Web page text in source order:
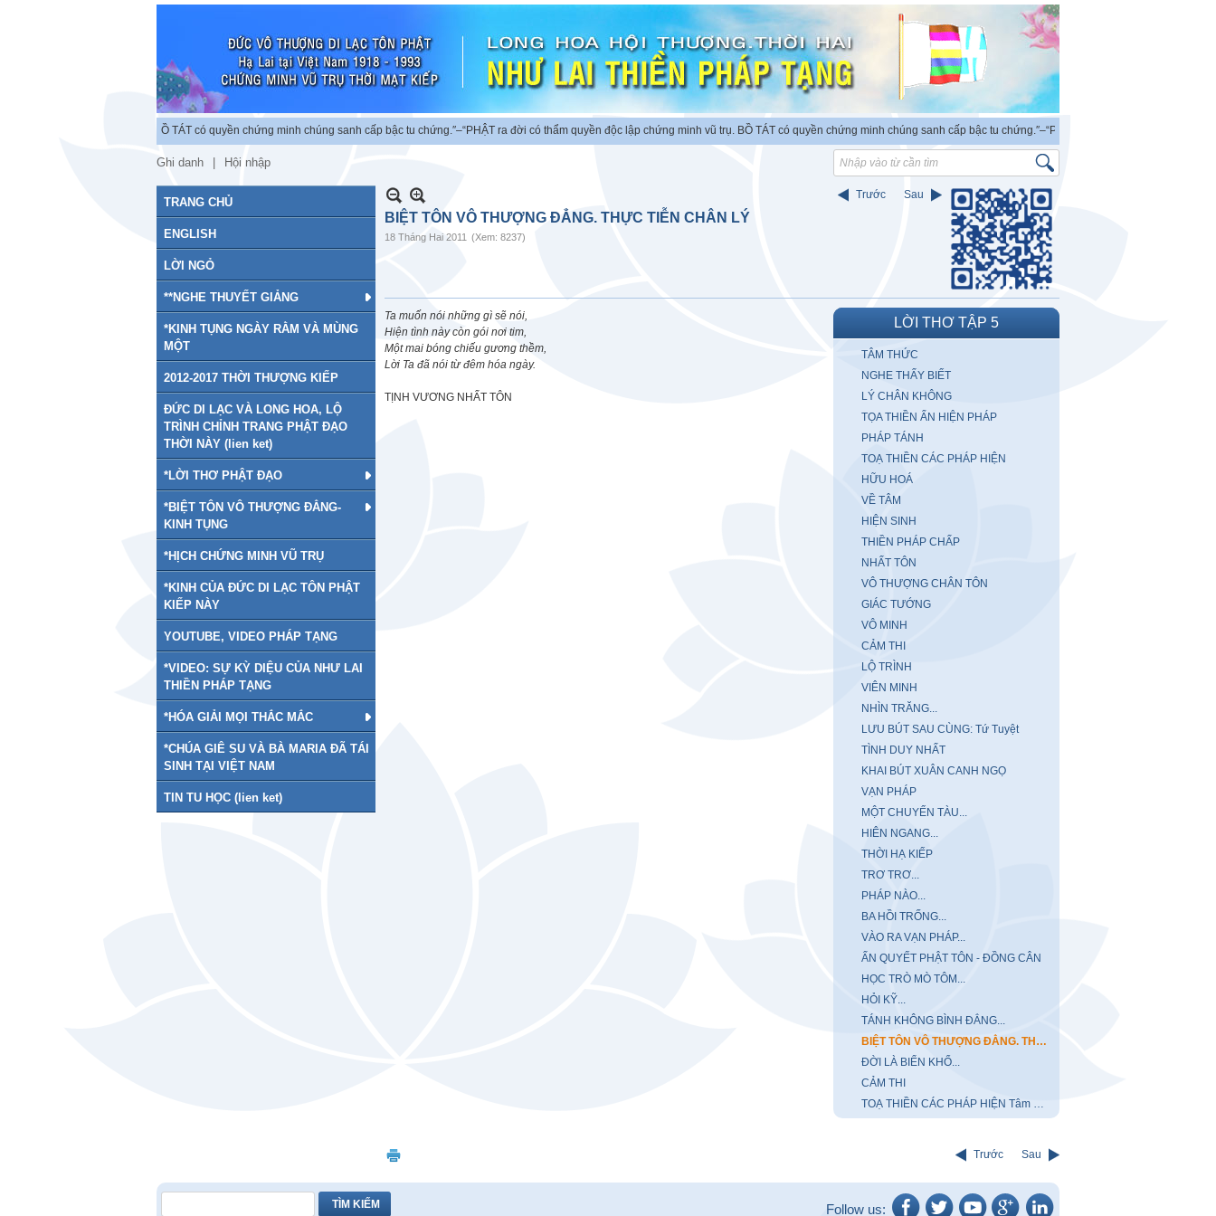
lập chứng minh vũ trụ. BỒ TÁT có quyền chứng minh chúng sanh cấp bậc tu chứng.″–“PHẬT ra đời có thẩm quyền độc lập chứng minh vũ trụ. BỒ TÁT có quyền chứng minh chúng sanh cấp bậc tu chứng.″–“PHẬT ra đời có thẩm quyền độc lập
Ghi danh Hội nhập
TRANG CHỦ
ENGLISH
LỜI NGỎ
**NGHE THUYẾT GIẢNG
*KINH TỤNG NGÀY RẰM VÀ MÙNG
MỘT
2012-2017 THỜI THƯỢNG KIẾP
ĐỨC DI LẠC VÀ LONG HOA, LỘ
TRÌNH CHỈNH TRANG PHẬT ĐẠO
THỜI NÀY (lien ket)
*LỜI THƠ PHẬT ĐẠO
*BIỆT TÔN VÔ THƯỢNG ĐẲNG-
KINH TỤNG
*HỊCH CHỨNG MINH VŨ TRỤ
*KINH CỦA ĐỨC DI LẠC TÔN PHẬT
KIẾP NÀY
YOUTUBE, VIDEO PHÁP TẠNG
*VIDEO: SỰ KỲ DIỆU CỦA NHƯ LAI
THIỀN PHÁP TẠNG
*HÓA GIẢI MỌI THẮC MẮC
*CHÚA GIÊ SU VÀ BÀ MARIA ĐÃ TÁI
SINH TẠI VIỆT NAM
TIN TU HỌC (lien ket)
Trước Sau
BIỆT TÔN VÔ THƯỢNG ĐẲNG. THỰC TIỄN CHÂN LÝ
18 Tháng Hai 2011 (Xem: 8237)
LỜI THƠ TẬP 5
TÂM THỨC
NGHE THẤY BIẾT
LÝ CHÂN KHÔNG
TỌA THIỀN ẨN HIỆN PHÁP
PHÁP TÁNH
TOẠ THIỀN CÁC PHÁP HIỆN
HỮU HOÁ
VỀ TÂM
HIỆN SINH
THIỀN PHÁP CHẤP
NHẤT TÔN
VÔ THƯỢNG CHÂN TÔN
GIÁC TƯỚNG
VÔ MINH
CẢM THI
LỘ TRÌNH
VIÊN MINH
NHÌN TRĂNG...
LƯU BÚT SAU CÙNG: Tứ Tuyệt
TÌNH DUY NHẤT
KHAI BÚT XUÂN CANH NGỌ
VẠN PHÁP
MỘT CHUYẾN TÀU...
HIÊN NGANG...
THỜI HẠ KIẾP
TRƠ TRƠ...
PHÁP NÀO...
BA HỒI TRỐNG...
VÀO RA VẠN PHÁP...
ẤN QUYẾT PHẬT TÔN - ĐỒNG CÂN
HỌC TRÒ MÒ TÔM...
HỎI KỸ...
TÁNH KHÔNG BÌNH ĐẲNG...
BIỆT TÔN VÔ THƯỢNG ĐẲNG. THỰC TIỄN CHÂN LÝ
ĐỜI LÀ BIỂN KHỔ...
CẢM THI
TOẠ THIỀN CÁC PHÁP HIỆN Tâm Pháp Vô Nhị
Ta muốn nói những gì sẽ nói,
Hiện tình này còn gói nơi tim,
Một mai bóng chiếu gương thềm,
Lời Ta đã nói từ đêm hóa ngày.
TỊNH VƯƠNG NHẤT TÔN
Trước Sau
Follow us: